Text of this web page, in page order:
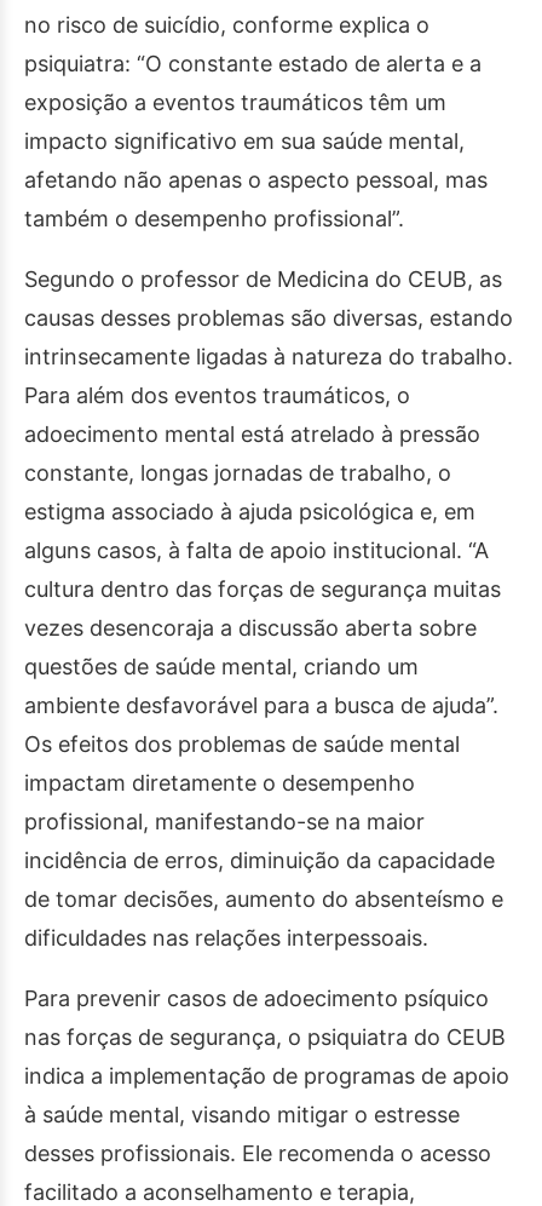
no risco de suicídio, conforme explica o
psiquiatra: “O constante estado de alerta e a
exposição a eventos traumáticos têm um
impacto significativo em sua saúde mental,
afetando não apenas o aspecto pessoal, mas
também o desempenho profissional”.
Segundo o professor de Medicina do CEUB, as
causas desses problemas são diversas, estando
intrinsecamente ligadas à natureza do trabalho.
Para além dos eventos traumáticos, o
adoecimento mental está atrelado à pressão
constante, longas jornadas de trabalho, o
estigma associado à ajuda psicológica e, em
alguns casos, à falta de apoio institucional. “A
cultura dentro das forças de segurança muitas
vezes desencoraja a discussão aberta sobre
questões de saúde mental, criando um
ambiente desfavorável para a busca de ajuda”.
Os efeitos dos problemas de saúde mental
impactam diretamente o desempenho
profissional, manifestando-se na maior
incidência de erros, diminuição da capacidade
de tomar decisões, aumento do absenteísmo e
dificuldades nas relações interpessoais.
Para prevenir casos de adoecimento psíquico
nas forças de segurança, o psiquiatra do CEUB
indica a implementação de programas de apoio
à saúde mental, visando mitigar o estresse
desses profissionais. Ele recomenda o acesso
facilitado a aconselhamento e terapia,